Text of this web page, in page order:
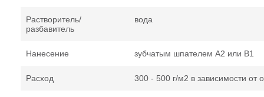
Растворитель/
разбавитель
вода
Нанесение зубчатым шпателем А2 или В1
Расход 300 - 500 г/м2 в зависимости от